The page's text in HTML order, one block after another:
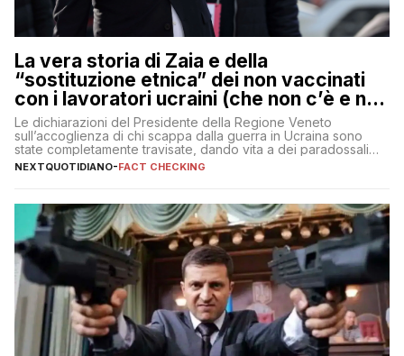
La vera storia di Zaia e della
“sostituzione etnica” dei non vaccinati
con i lavoratori ucraini (che non c’è e non
ci sarà)
Le dichiarazioni del Presidente della Regione Veneto
sull’accoglienza di chi scappa dalla guerra in Ucraina sono
state completamente travisate, dando vita a dei paradossali
falsi che girano sui social
NEXTQUOTIDIANO-FACT CHECKING